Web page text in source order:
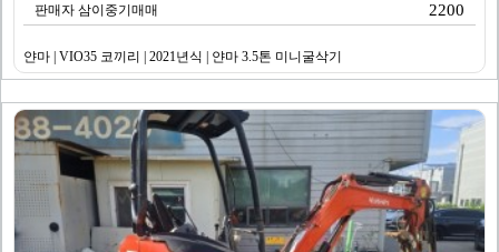
판매자 삼이중기매매 2200
얀마 | VIO35 코끼리 | 2021년식 | 얀마 3.5톤 미니굴삭기